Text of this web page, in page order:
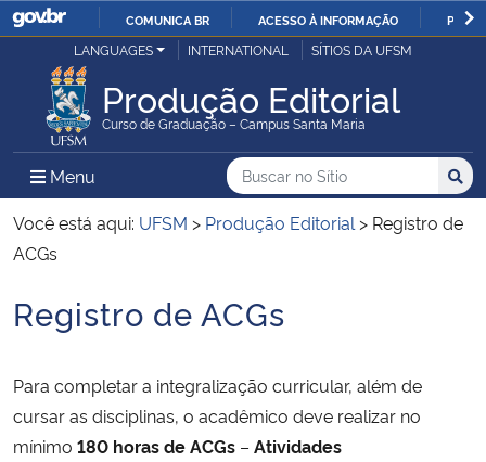
IR
O
COMUNICA BR ACESSO À INFORMAÇÃO
Ministério da Justiça e Segurança Pública
Ministério da Defesa
Ministério das Relações Exteriores
Ministério da Infraestrutura
Ministério da Agricultura, Pecuária e Abastecimento
Ministério da Educação
LANGUAGES INTERNATIONAL SÍTIOS DA UFSM
Produção Editorial
Curso de Graduação – Campus Santa Maria
Menu Menu Principal do Sítio
Busca
Buscar no no Sítio
Busca:
Você está aqui: UFSM > Produção Editorial > Registro de
ACGs
Início do conteúdo
Registro de ACGs
Para completar a integralização curricular, além de
cursar as disciplinas, o acadêmico deve realizar no
mínimo 180 horas de ACGs – Atividades